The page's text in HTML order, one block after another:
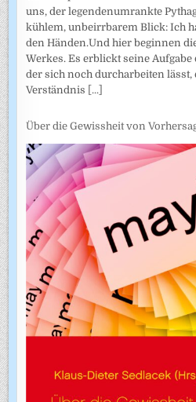
uns, der legendenumrankte
kühlem, unbeirrbarem Blick: Ich
den Händen.Und hier beginnen
Werkes. Es erblickt seine
der sich noch durcharbeiten
Verständnis [...]
Über die Gewissheit von